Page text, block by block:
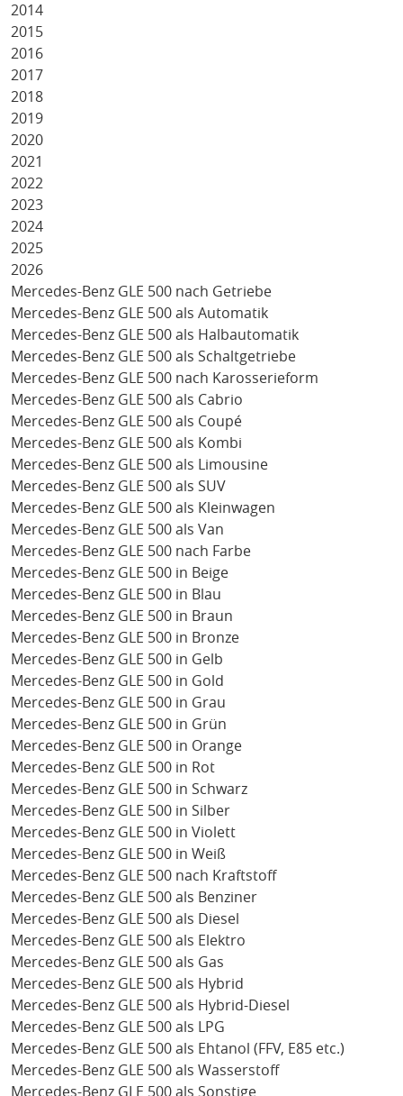
2014
2015
2016
2017
2018
2019
2020
2021
2022
2023
2024
2025
2026
Mercedes-Benz GLE 500 nach Getriebe
Mercedes-Benz GLE 500 als Automatik
Mercedes-Benz GLE 500 als Halbautomatik
Mercedes-Benz GLE 500 als Schaltgetriebe
Mercedes-Benz GLE 500 nach Karosserieform
Mercedes-Benz GLE 500 als Cabrio
Mercedes-Benz GLE 500 als Coupé
Mercedes-Benz GLE 500 als Kombi
Mercedes-Benz GLE 500 als Limousine
Mercedes-Benz GLE 500 als SUV
Mercedes-Benz GLE 500 als Kleinwagen
Mercedes-Benz GLE 500 als Van
Mercedes-Benz GLE 500 nach Farbe
Mercedes-Benz GLE 500 in Beige
Mercedes-Benz GLE 500 in Blau
Mercedes-Benz GLE 500 in Braun
Mercedes-Benz GLE 500 in Bronze
Mercedes-Benz GLE 500 in Gelb
Mercedes-Benz GLE 500 in Gold
Mercedes-Benz GLE 500 in Grau
Mercedes-Benz GLE 500 in Grün
Mercedes-Benz GLE 500 in Orange
Mercedes-Benz GLE 500 in Rot
Mercedes-Benz GLE 500 in Schwarz
Mercedes-Benz GLE 500 in Silber
Mercedes-Benz GLE 500 in Violett
Mercedes-Benz GLE 500 in Weiß
Mercedes-Benz GLE 500 nach Kraftstoff
Mercedes-Benz GLE 500 als Benziner
Mercedes-Benz GLE 500 als Diesel
Mercedes-Benz GLE 500 als Elektro
Mercedes-Benz GLE 500 als Gas
Mercedes-Benz GLE 500 als Hybrid
Mercedes-Benz GLE 500 als Hybrid-Diesel
Mercedes-Benz GLE 500 als LPG
Mercedes-Benz GLE 500 als Ehtanol (FFV, E85 etc.)
Mercedes-Benz GLE 500 als Wasserstoff
Mercedes-Benz GLE 500 als Sonstige